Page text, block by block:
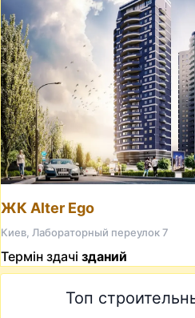
ЖК Alter Ego
Киев, Лабораторный переулок 7
Термін здачі зданий
Топ